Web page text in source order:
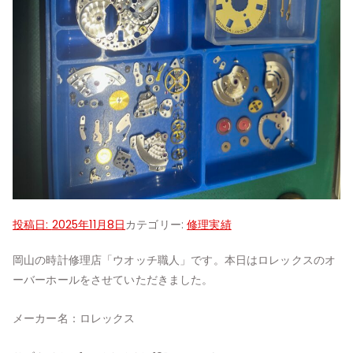
投稿日: 2025年11月8日カテゴリー:修理実績
岡山の時計修理店「ウオッチ職人」です。本日はロレックスのオ
ーバーホールをさせていただきました。
メーカー名：ロレックス